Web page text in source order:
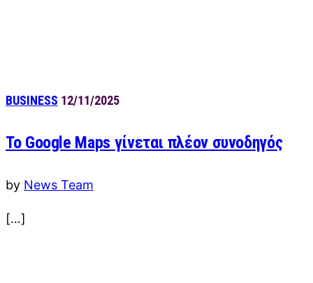
BUSINESS 12/11/2025
Το Google Maps γίνεται πλέον συνοδηγός
by News Team
[…]